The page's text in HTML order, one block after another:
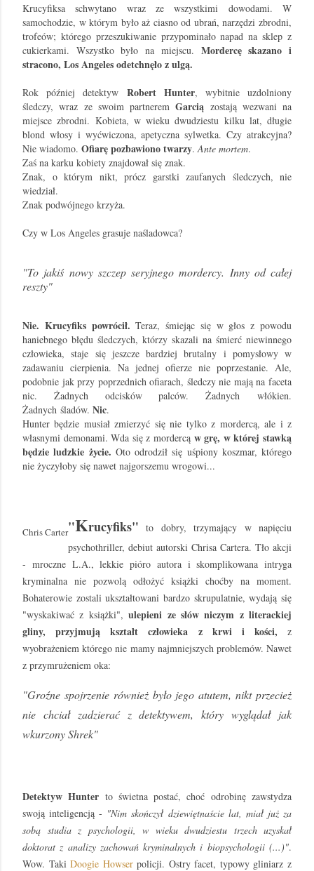
Krucyfiksa schwytano wraz ze wszystkimi dowodami. W
samochodzie, w którym było aż ciasno od ubrań, narzędzi zbrodni,
trofeów; którego przeszukiwanie przypominało napad na sklep z
cukierkami. Wszystko było na miejscu. Mordercę skazano i
stracono, Los Angeles odetchnęło z ulgą.
Rok później detektyw Robert Hunter, wybitnie uzdolniony
śledczy, wraz ze swoim partneremGarcią zostają wezwani na
miejsce zbrodni. Kobieta, w wieku dwudziestu kilku lat, długie
blond włosy i wyćwiczona, apetyczna sylwetka. Czy atrakcyjna?
Nie wiadomo. Ofiarę pozbawiono twarzy. Ante mortem.
Zaś na karku kobiety znajdował się znak.
Znak, o którym nikt, prócz garstki zaufanych śledczych, nie
wiedział.
Znak podwójnego krzyża.
Czy w Los Angeles grasuje naśladowca?
"To jakiś nowy szczep seryjnego mordercy. Inny od całej
reszty"
Nie. Krucyfiks powrócił. Teraz, śmiejąc się w głos z powodu
haniebnego błędu śledczych, którzy skazali na śmierć niewinnego
człowieka, staje się jeszcze bardziej brutalny i pomysłowy w
zadawaniu cierpienia. Na jednej ofierze nie poprzestanie. Ale,
podobnie jak przy poprzednich ofiarach, śledczy nie mają na faceta
nic. Żadnych odcisków palców. Żadnych włókien.
Żadnych śladów. Nic.
Hunter będzie musiał zmierzyć się nie tylko z mordercą, ale i z
własnymi demonami. Wda się z mordercą w grę, w której stawką
będzie ludzkie życie. Oto odrodził się uśpiony koszmar, którego
nie życzyłoby się nawet najgorszemu wrogowi...
Chris Carter"Krucyfiks" to dobry, trzymający w napięciu
psychothriller, debiut autorski Chrisa Cartera. Tło akcji
- mroczne L.A., lekkie pióro autora i skomplikowana intryga
kryminalna nie pozwolą odłożyć książki choćby na moment.
Bohaterowie zostali ukształtowani bardzo skrupulatnie, wydają się
"wyskakiwać z książki",ulepieni ze słów niczym z literackiej
gliny, przyjmują kształt człowieka z krwi i kości, z
wyobrażeniem którego nie mamy najmniejszych problemów. Nawet
z przymrużeniem oka:
"Groźne spojrzenie również było jego atutem, nikt przecież
nie chciał zadzierać z detektywem, który wyglądał jak
wkurzony Shrek"
Detektyw Hunter to świetna postać, choć odrobinę zawstydza
swoją inteligencją - "Nim skończył dziewiętnaście lat, miał już za
sobą studia z psychologii, w wieku dwudziestu trzech uzyskał
doktorat z analizy zachowań kryminalnych i biopsychologii (...)".
Wow. TakiDoogie Howserpolicji. Ostry facet, typowy gliniarz z